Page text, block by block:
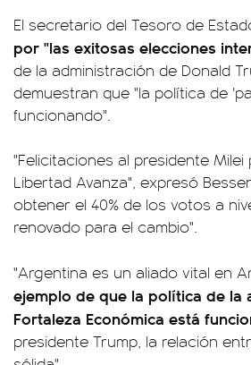
El secretario del Tesoro de
por "las exitosas elecciones
de la administración de Donald
demuestran que "la política de
funcionando".
"Felicitaciones al presidente
Libertad Avanza", expresó
obtener el 40% de los votos a
renovado para el cambio".
"Argentina es un aliado vital en
ejemplo de que la política de la
Fortaleza Económica está
presidente Trump, la relación